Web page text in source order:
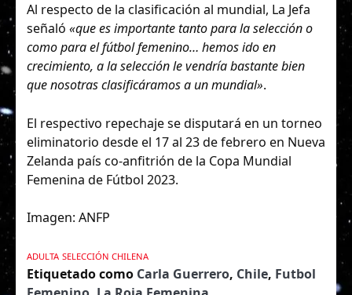
Al respecto de la clasificación al mundial, La Jefa
señaló «que es importante tanto para la selección o
como para el fútbol femenino… hemos ido en
crecimiento, a la selección le vendría bastante bien
que nosotras clasificáramos a un mundial».
El respectivo repechaje se disputará en un torneo
eliminatorio desde el 17 al 23 de febrero en Nueva
Zelanda país co-anfitrión de la Copa Mundial
Femenina de Fútbol 2023.
Imagen: ANFP
ADULTA SELECCIÓN CHILENA
Etiquetado como Carla Guerrero, Chile, Futbol